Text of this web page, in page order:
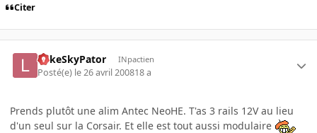
Citer
LukeSkyPator INpactien
Posté(e) le 26 avril 200818 a
Prends plutôt une alim Antec NeoHE. T'as 3 rails 12V au lieu
d'un seul sur la Corsair. Et elle est tout aussi modulaire